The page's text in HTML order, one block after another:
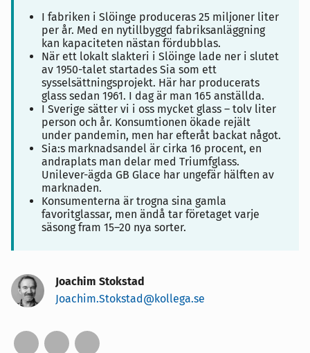
I fabriken i Slöinge produceras 25 miljoner liter
per år. Med en nytillbyggd fabriksanläggning
kan kapaciteten nästan fördubblas.
När ett lokalt slakteri i Slöinge lade ner i slutet
av 1950-talet startades Sia som ett
sysselsättningsprojekt. Här har producerats
glass sedan 1961. I dag är man 165 anställda.
I Sverige sätter vi i oss mycket glass – tolv liter
person och år. Konsumtionen ökade rejält
under pandemin, men har efteråt backat något.
Sia:s marknadsandel är cirka 16 procent, en
andraplats man delar med Triumfglass.
Unilever-ägda GB Glace har ungefär hälften av
marknaden.
Konsumenterna är trogna sina gamla
favoritglassar, men ändå tar företaget varje
säsong fram 15–20 nya sorter.
Joachim Stokstad
Joachim.Stokstad@kollega.se